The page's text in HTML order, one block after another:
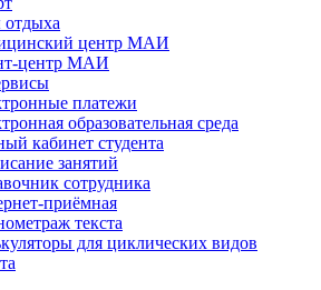
отдыха
центр МАИ
центр МАИ
платежи
образовательная среда
кабинет студента
занятий
сотрудника
приёмная
текста
для циклических видов